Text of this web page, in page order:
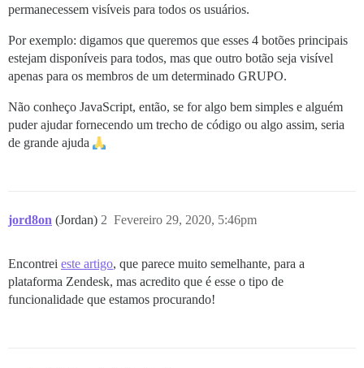
permanecessem visíveis para todos os usuários.
Por exemplo: digamos que queremos que esses 4 botões principais
estejam disponíveis para todos, mas que outro botão seja visível
apenas para os membros de um determinado GRUPO.
Não conheço JavaScript, então, se for algo bem simples e alguém
puder ajudar fornecendo um trecho de código ou algo assim, seria
de grande ajuda
jord8on (Jordan) Fevereiro 29, 2020, 5:46pm
2
Encontrei este artigo, que parece muito semelhante, para a
plataforma Zendesk, mas acredito que é esse o tipo de
funcionalidade que estamos procurando!